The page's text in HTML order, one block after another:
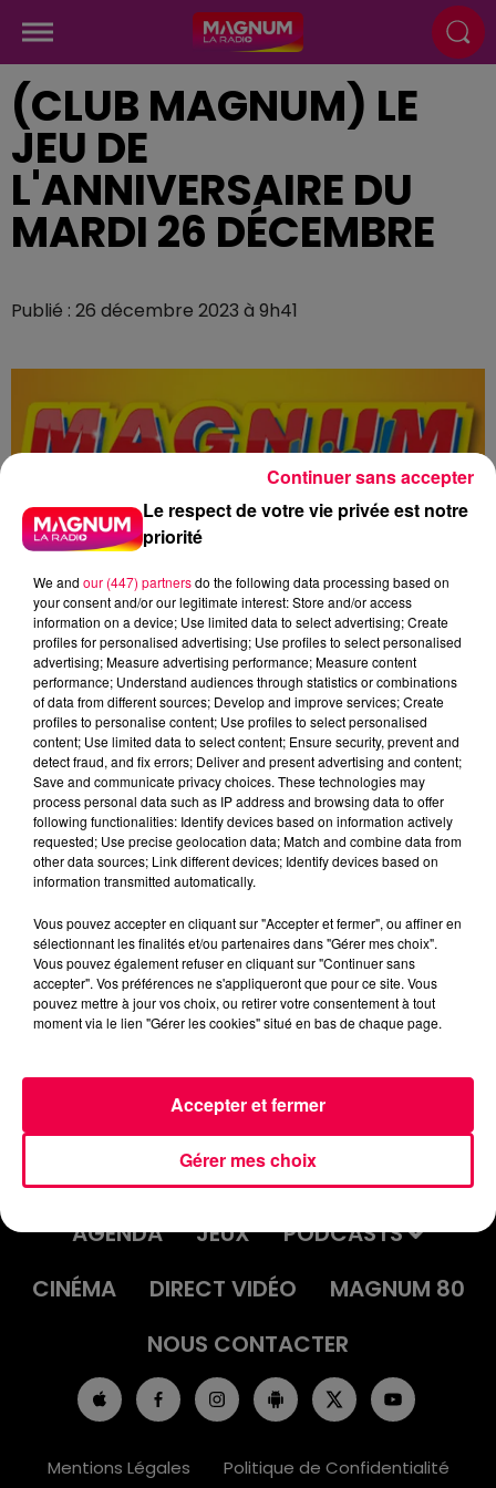
(CLUB MAGNUM) LE
JEU DE
L'ANNIVERSAIRE DU
MARDI 26 DÉCEMBRE
Publié : 26 décembre 2023 à 9h41
Flash infos
Crédit :Flash infos
podcasts/2023/12/Le-jeu-de-lanniversaire-du-mardi-
26-decembre.mp3
ACCUEIL INFOS
EMISSIONS
AGENDA
JEUX
PODCASTS
CINÉMA
DIRECT VIDÉO
MAGNUM 80
NOUS CONTACTER
Mentions Légales Politique de Confidentialité
Le respect de votre vie privée est notre
priorité
We and our (447) partnersdo the following data processing based on
your consent and/or our legitimate interest: Store and/or access
information on a device; Use limited data to select advertising; Create
profiles for personalised advertising; Use profiles to select personalised
advertising; Measure advertising performance; Measure content
performance; Understand audiences through statistics or combinations
of data from different sources; Develop and improve services; Create
profiles to personalise content; Use profiles to select personalised
content; Use limited data to select content; Ensure security, prevent and
detect fraud, and fix errors; Deliver and present advertising and content;
Save and communicate privacy choices. These technologies may
process personal data such as IP address and browsing data to offer
following functionalities: Identify devices based on information actively
requested; Use precise geolocation data; Match and combine data from
other data sources; Link different devices; Identify devices based on
information transmitted automatically.
Vous pouvez accepter en cliquant sur "Accepter et fermer", ou affiner en
sélectionnant les finalités et/ou partenaires dans "Gérer mes choix".
Vous pouvez également refuser en cliquant sur "Continuer sans
accepter". Vos préférences ne s'appliqueront que pour ce site. Vous
pouvez mettre à jour vos choix, ou retirer votre consentement à tout
moment via le lien "Gérer les cookies" situé en bas de chaque page.
Gérer mes choix
Accepter et fermer
Continuer sans accepter